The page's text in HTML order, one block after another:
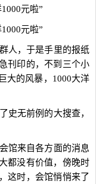
元啦”
元啦”
人，于是手里的报纸
刊印的，不到三个小
大的风暴，1000大洋
史无前例的大搜查，
馆来自各方面的消息
都没有价值，傍晚时
这时，会馆悄悄来了